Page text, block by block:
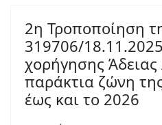
2η Τροποποίηση
319706/
χορήγησης
παράκτια ζώνη
έως και το 2026